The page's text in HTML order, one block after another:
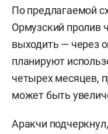
По предлагаемой
Ормузский пролив
выходить — через
планируют
четырех месяцев,
может быть
Аракчи